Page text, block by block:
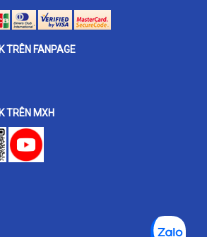
TRÊN FANPAGE
TRÊN MXH